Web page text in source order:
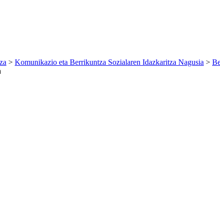
> Komunikazio eta Berrikuntza Sozialaren Idazkaritza Nagusia >